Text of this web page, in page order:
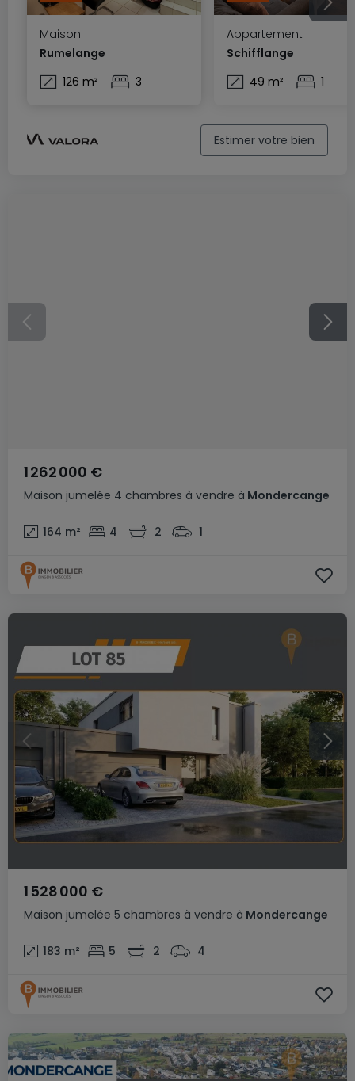
Maison
Rumelange
126 m²
3
Appartement
Schifflange
49 m²
1
Estimer votre bien
Maison jumelée 4 chambres à vendre à Mondercange
1 262 000 €
164 m² 4 2 1
Maison jumelée 5 chambres à vendre à Mondercange
1 528 000 €
183 m² 5 2 4